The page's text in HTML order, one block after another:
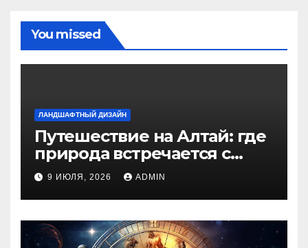
You missed
ЛАНДШАФТНЫЙ ДИЗАЙН
Путешествие на Алтай: где
природа встречается с
духом приключений
9 ИЮЛЯ, 2026 ADMIN